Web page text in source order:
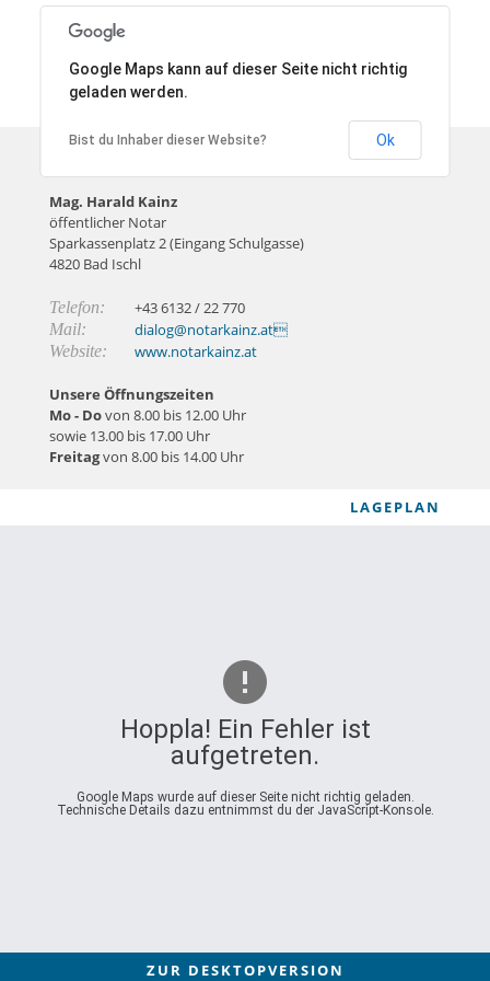
Mag. Harald Kainz
öffentlicher Notar
Sparkassenplatz 2 (Eingang Schulgasse)
4820 Bad Ischl
Telefon: +43 6132 / 22 770
Mail: dialog@notarkainz.at
Website: www.notarkainz.at
Unsere Öffnungszeiten
Mo - Dovon 8.00 bis 12.00 Uhr
sowie 13.00 bis 17.00 Uhr
Freitagvon 8.00 bis 14.00 Uhr
LAGEPLAN
Hoppla! Ein Fehler ist
aufgetreten.
Google Maps wurde auf dieser Seite nicht richtig geladen.
Technische Details dazu entnimmst du der JavaScript-Konsole.
Google Maps kann auf dieser Seite nicht richtig
geladen werden.
Bist du Inhaber dieser Website? Ok
ZUR DESKTOPVERSION